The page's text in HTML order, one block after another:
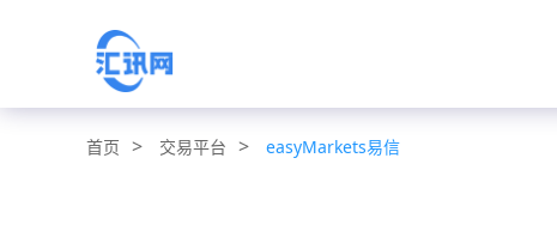
首页 > 交易平台 > easyMarkets易信